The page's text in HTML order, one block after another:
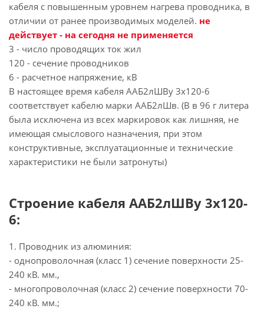
кабеля с повышенным уровнем нагрева проводника, в
отличии от ранее производимых моделей. не
действует - на сегодня не применяется
3 - число проводящих ток жил
120 - сечение проводников
6 - расчетное напряжение, кВ
В настоящее время кабеля ААБ2лШВу 3х120-6
соответствует кабелю марки ААБ2лШв. (В в 96 г литера
была исключена из всех маркировок как лишняя, не
имеющая смыслового назначения, при этом
конструктивные, эксплуатационные и технические
характеристики не были затронуты)
Строение кабеля ААБ2лШВу 3х120-
6:
1. Проводник из алюминия:
- однопроволочная (класс 1) сечение поверхности 25-
240 кВ. мм.,
- многопроволочная (класс 2) сечение поверхности 70-
240 кВ. мм.;